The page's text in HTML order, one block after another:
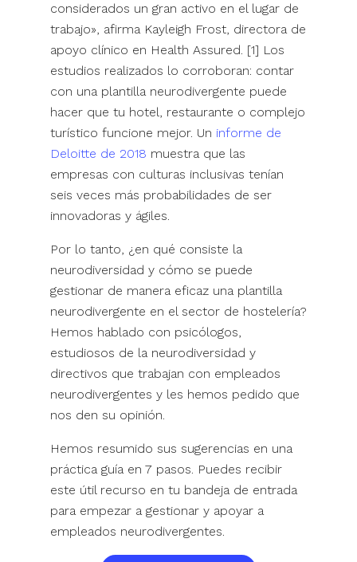
considerados un gran activo en el lugar de
trabajo», afirma Kayleigh Frost, directora de
apoyo clínico en Health Assured. [1] Los
estudios realizados lo corroboran: contar
con una plantilla neurodivergente puede
hacer que tu hotel, restaurante o complejo
turístico funcione mejor. Un informe de
Deloitte de 2018 muestra que las
empresas con culturas inclusivas tenían
seis veces más probabilidades de ser
innovadoras y ágiles.
Por lo tanto, ¿en qué consiste la
neurodiversidad y cómo se puede
gestionar de manera eficaz una plantilla
neurodivergente en el sector de hostelería?
Hemos hablado con psicólogos,
estudiosos de la neurodiversidad y
directivos que trabajan con empleados
neurodivergentes y les hemos pedido que
nos den su opinión.
Hemos resumido sus sugerencias en una
práctica guía en 7 pasos. Puedes recibir
este útil recurso en tu bandeja de entrada
para empezar a gestionar y apoyar a
empleados neurodivergentes.